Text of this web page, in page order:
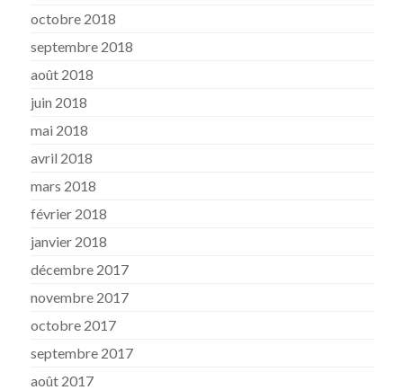
octobre 2018
septembre 2018
août 2018
juin 2018
mai 2018
avril 2018
mars 2018
février 2018
janvier 2018
décembre 2017
novembre 2017
octobre 2017
septembre 2017
août 2017